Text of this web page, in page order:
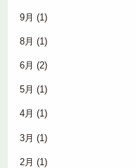
9月 (1)
8月 (1)
6月 (2)
5月 (1)
4月 (1)
3月 (1)
2月 (1)